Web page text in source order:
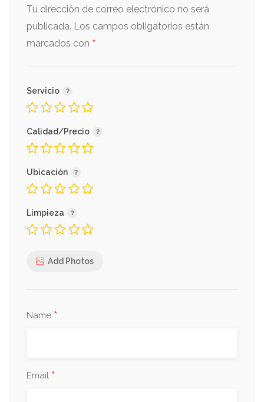
Tu dirección de correo electrónico no será
publicada. Los campos obligatorios están
marcados con *
Servicio
Calidad/Precio
Ubicación
Limpieza
Add Photos
Name *
Email *